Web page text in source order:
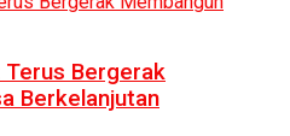
Terus Bergerak
Berkelanjutan